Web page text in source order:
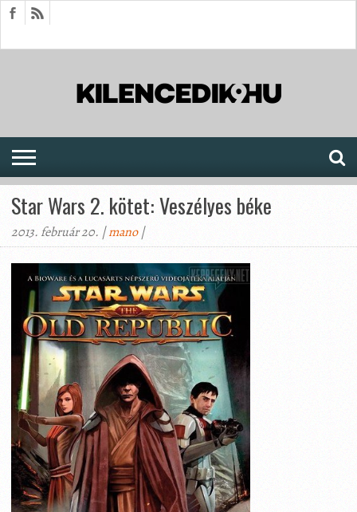
Star Wars 2. kötet: Veszélyes béke
2013. február 20. |mano|